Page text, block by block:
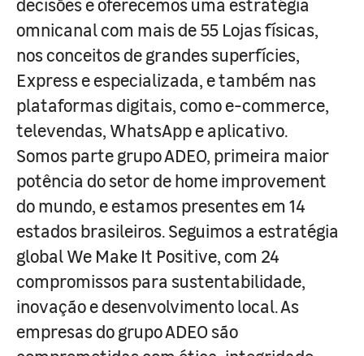
omnicanal com mais de 55 Lojas físicas,
nos conceitos de grandes superfícies,
Express e especializada, e também nas
plataformas digitais, como e-commerce,
televendas, WhatsApp e aplicativo.
Somos parte grupo ADEO, primeira maior
potência do setor de home improvement
do mundo, e estamos presentes em 14
estados brasileiros. Seguimos a estratégia
global We Make It Positive, com 24
compromissos para sustentabilidade,
inovação e desenvolvimento local. As
empresas do grupo ADEO são